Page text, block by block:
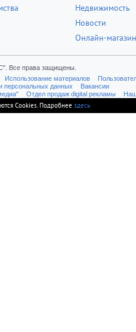
Недвижимость
Новости
Онлайн-магазин
Все права защищены.
Использование материалов
персональных данных
Вакансии
Отдел продаж digital рекламы
Cookies. Подробнее здесь